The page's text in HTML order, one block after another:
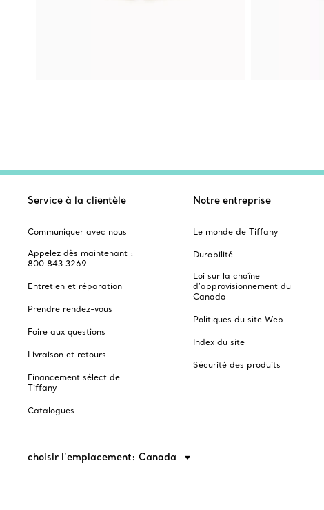
Service à la clientèle
Communiquer avec nous
Appelez dès maintenant :
800 843 3269
Entretien et réparation
Prendre rendez-vous
Foire aux questions
Livraison et retours
Financement sélect de
Tiffany
Catalogues
Notre entreprise
Le monde de Tiffany
Durabilité
Loi sur la chaîne
d'approvisionnement du
Canada
Politiques du site Web
Index du site
Sécurité des produits
choisir l’emplacement: Canada